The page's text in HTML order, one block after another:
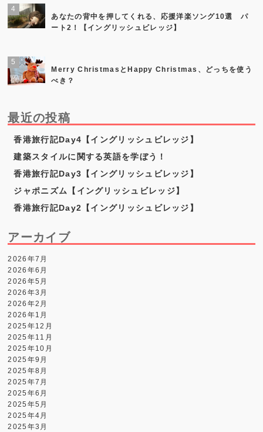
あなたの背中を押してくれる、応援洋楽ソング10選 パ
ート2！【イングリッシュビレッジ】
Merry ChristmasとHappy Christmas、どっちを使う
べき？
最近の投稿
香港旅行記Day4【イングリッシュビレッジ】
建築スタイルに関する英語を学ぼう！
香港旅行記Day3【イングリッシュビレッジ】
ジャポニズム【イングリッシュビレッジ】
香港旅行記Day2【イングリッシュビレッジ】
アーカイブ
2026年7月
2026年6月
2026年5月
2026年3月
2026年2月
2026年1月
2025年12月
2025年11月
2025年10月
2025年9月
2025年8月
2025年7月
2025年6月
2025年5月
2025年4月
2025年3月